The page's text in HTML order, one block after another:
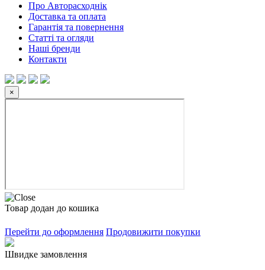
Про Авторасходнік
Доставка та оплата
Гарантія та повернення
Статті та огляди
Наші бренди
Контакти
×
Товар додан до кошика
Перейти до оформлення Продовижити покупки
Швидке замовлення